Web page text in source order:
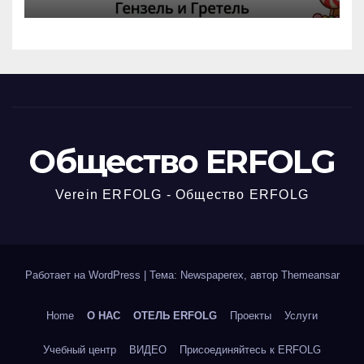
Общество ERFOLG
Verein ERFOLG - Общество ERFOLG
Работает на WordPress Тема: Newspaperex, автор Themeansar
Home О НАС ОТЕЛЬ ERFOLG Проекты Услуги
Учебный центр ВИДЕО Присоединяйтесь к ERFOLG